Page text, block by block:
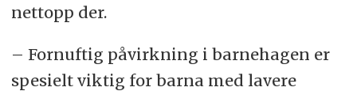
nettopp der.
– Fornuftig påvirkning i barnehagen er
spesielt viktig for barna med lavere